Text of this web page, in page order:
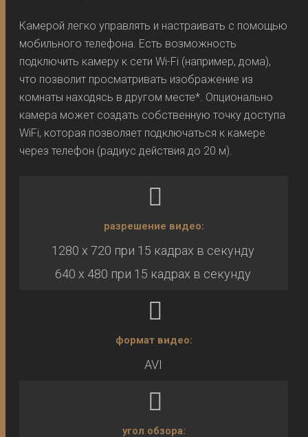
Камерой легко управлять и настраивать с помощью
мобильного телефона. Есть возможность
подключить камеру к сети Wi-Fi (например, дома),
что позволит просматривать изображение из
комнаты находясь в другом месте*. Опционально
камера может создать собственную точку доступа
WiFi, которая позволяет подключаться к камере
через телефон (радиус действия до 20 м).
разрешение видео:
1280 x 720 при 15 кадрах в секунду
640 x 480 при 15 кадрах в секунду
формат видео:
AVI
угол обзора: